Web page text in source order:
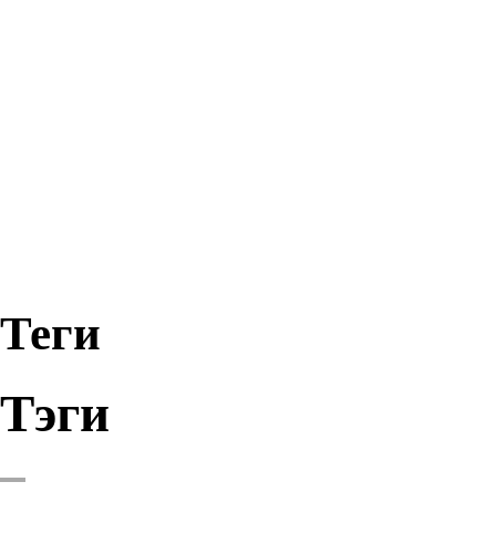
Теги
Тэги